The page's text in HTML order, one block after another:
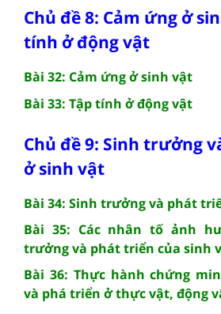
Chủ đề 8: Cảm ứng ở
tính ở động vật
Bài 32: Cảm ứng ở sinh vật
Bài 33: Tập tính ở động vật
Chủ đề 9: Sinh trưởng
ở sinh vật
Bài 34: Sinh trưởng và phát
Bài 35: Các nhân tố ảnh
trưởng và phát triển của sinh
Bài 36: Thực hành chứng
và phá triển ở thực vật, động